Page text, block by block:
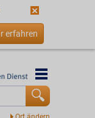
erfahren